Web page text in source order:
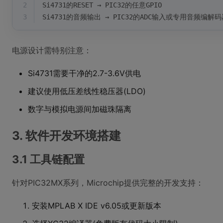
2
Si4731的RESET → PIC32的任意GPIO
3
Si4731的音频输出 → PIC32的ADC输入或专用音频编解码
电源设计需特别注意：
Si4731需要干净的2.7-3.6V供电
建议使用低压差线性稳压器(LDO)
数字与模拟电源间加磁珠隔离
3. 软件开发环境搭建
3.1 工具链配置
针对PIC32MX系列，Microchip提供完整的开发支持：
安装MPLAB X IDE v6.05或更新版本